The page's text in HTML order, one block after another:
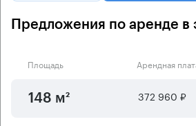
Предложения по аренде в
Площадь Арендная
148 м² 372 960 ₽